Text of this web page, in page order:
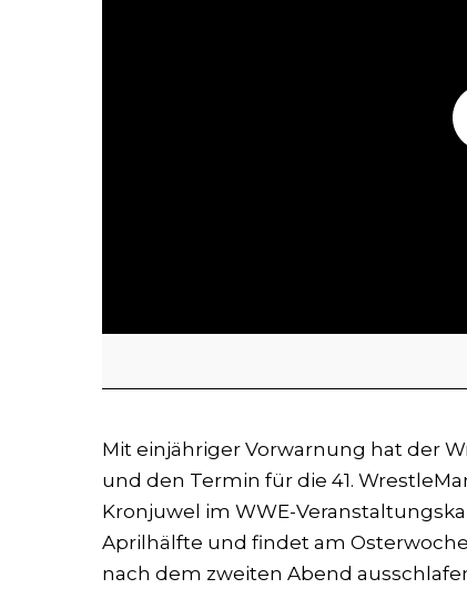
Mit einjähriger Vorwarnung hat der
und den Termin für die 41.
Kronjuwel im WWE-
Aprilhälfte und findet am
nach dem zweiten Abend